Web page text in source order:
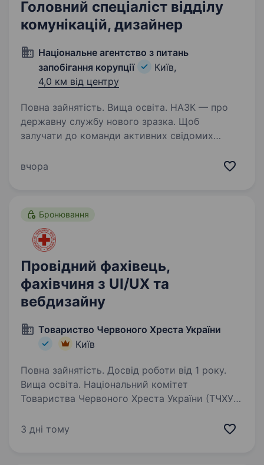
Головний спеціаліст відділу
комунікацій, дизайнер
Національне агентство з питань
запобігання корупції
Київ,
4,0 км від центру
Повна зайнятість. Вища освіта. НАЗК — про
державну службу нового зразка. Щоб
залучати до команди активних свідомих
доброчесних людей, де кожен поділяє такі
вчора
Бронювання
Провідний фахівець,
фахівчиня з UI/UX та
вебдизайну
Товариство Червоного Хреста України
Київ
Повна зайнятість. Досвід роботи від 1 року.
Вища освіта. Національний комітет
Товариства Червоного Хреста України (ТЧХУ)
фахівця/чині з UI/UX та вебдизайну
3 дні тому